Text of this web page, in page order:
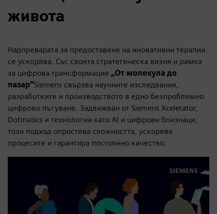
живота
Надпреварата за предоставяне на иновативни терапии
се ускорява. Със своята стратегическа визия и рамка
за цифрова трансформация „От молекула до
пазар“Siemens свързва научните изследвания,
разработките и производството в едно безпроблемно
цифрово пътуване. Задвижван от Siemens Xcelerator,
Dotmatics и технологии като AI и цифрови близнаци,
този подход опростява сложността, ускорява
процесите и гарантира постоянно качество.